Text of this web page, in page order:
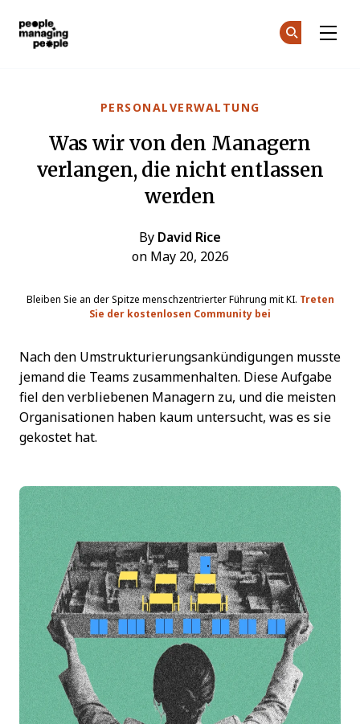
PERSONALVERWALTUNG
Was wir von den Managern
verlangen, die nicht entlassen
werden
By David Rice
on May 20, 2026
Bleiben Sie an der Spitze menschzentrierter Führung mit KI. Treten
Sie der kostenlosen Community bei
Nach den Umstrukturierungsankündigungen musste
jemand die Teams zusammenhalten. Diese Aufgabe
fiel den verbliebenen Managern zu, und die meisten
Organisationen haben kaum untersucht, was es sie
gekostet hat.